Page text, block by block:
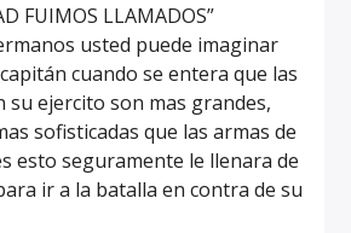
FUIMOS LLAMADOS”
usted puede imaginar
cuando se entera que las
su ejercito son mas grandes,
sofisticadas que las armas de
esto seguramente le llenara de
ir a la batalla en contra de su